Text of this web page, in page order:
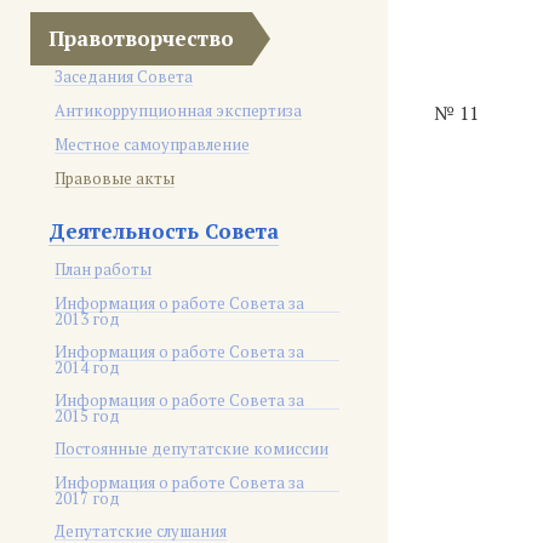
Правотворчество
Заседания Совета
Антикоррупционная экспертиза
Местное самоуправление
Правовые акты
Деятельность Совета
План работы
Информация о работе Совета за
2013 год
Информация о работе Совета за
2014 год
Информация о работе Совета за
2015 год
Постоянные депутатские комиссии
Информация о работе Совета за
2017 год
Депутатские слушания
№ 11